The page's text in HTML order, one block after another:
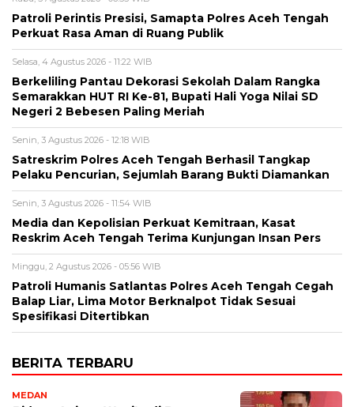
Patroli Perintis Presisi, Samapta Polres Aceh Tengah
Perkuat Rasa Aman di Ruang Publik
Selasa, 4 Agustus 2026 - 11:22 WIB
Berkeliling Pantau Dekorasi Sekolah Dalam Rangka
Semarakkan HUT RI Ke-81, Bupati Hali Yoga Nilai SD
Negeri 2 Bebesen Paling Meriah
Senin, 3 Agustus 2026 - 12:18 WIB
Satreskrim Polres Aceh Tengah Berhasil Tangkap
Pelaku Pencurian, Sejumlah Barang Bukti Diamankan
Senin, 3 Agustus 2026 - 11:54 WIB
Media dan Kepolisian Perkuat Kemitraan, Kasat
Reskrim Aceh Tengah Terima Kunjungan Insan Pers
Minggu, 2 Agustus 2026 - 05:56 WIB
Patroli Humanis Satlantas Polres Aceh Tengah Cegah
Balap Liar, Lima Motor Berknalpot Tidak Sesuai
Spesifikasi Ditertibkan
BERITA TERBARU
MEDAN